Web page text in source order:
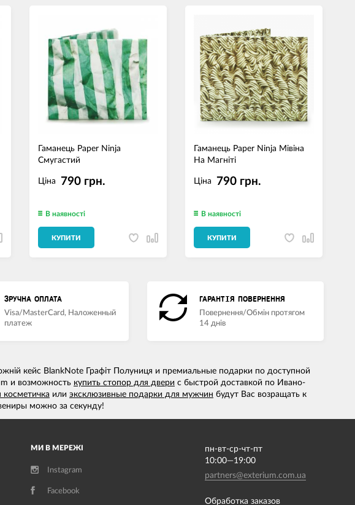
Гаманець Paper Ninja
Смугастий
Ціна 790 грн.
В наявності
КУПИТИ
Гаманець Paper Ninja Мівіна
На Магніті
Ціна 790 грн.
В наявності
КУПИТИ
ЗРУЧНА ОПЛАТА
Visa/MasterCard, Наложенный
платеж
ГАРАНТІЯ ПОВЕРНЕННЯ
Повернення/Обмін протягом
14 днів
кейс BlankNote Графіт Полуниця и премиальные подарки по доступной
и возможность купить стопор для двери с быстрой доставкой по Ивано-
косметичка или эксклюзивные подарки для мужчин будут Вас возращать к
можно за секунду!
МИ В МЕРЕЖІ
Instagram
Facebook
пн-вт-ср-чт-пт
10:00—19:00
partners@exterium.com.ua
Обработка заказов